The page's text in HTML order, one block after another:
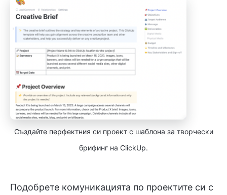
Създайте перфектния си проект с шаблона за творчески
брифинг на ClickUp.
Подобрете комуникацията по проектите си с